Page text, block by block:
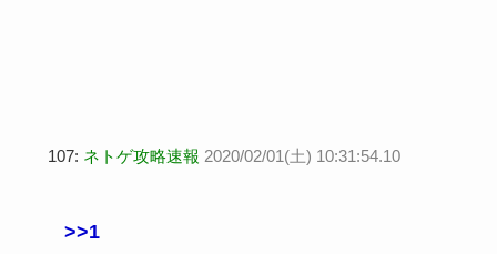
107: ネトゲ攻略速報 2020/02/01(土) 10:31:54.10
>>1